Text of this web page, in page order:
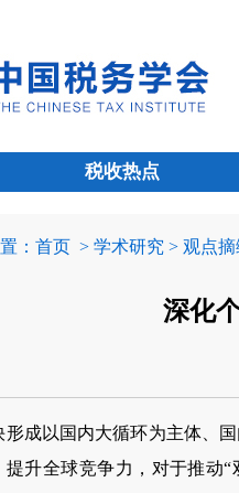
税收热点
： 首页 > 学术研究 > 观点摘
深化
形成以国内大循环为主体、
提升全球竞争力，对于推动